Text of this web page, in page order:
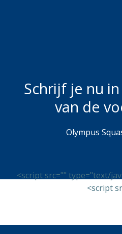
Schrijf je nu
van de
Olympus
<script src="" type="text/
<script